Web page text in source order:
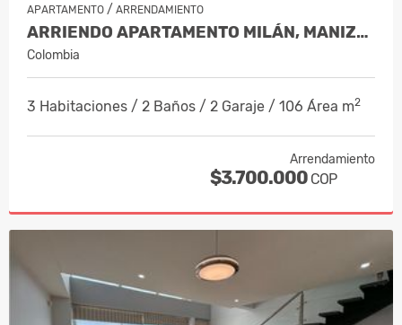
APARTAMENTO / ARRENDAMIENTO
ARRIENDO APARTAMENTO MILÁN, MANIZAL…
Colombia
3 Habitaciones / 2 Baños / 2 Garaje / 106 Área m2
Arrendamiento
$3.700.000 COP